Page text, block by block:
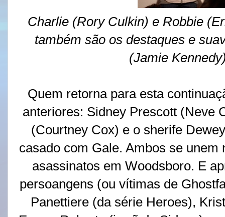
Charlie (Rory Culkin) e Robbie
também são os destaques e
(Jamie
Quem retorna para esta
anteriores: Sidney Prescott (Neve
(Courtney Cox) e o sherife
casado com Gale. Ambos se
asassinatos em Woodsboro. E
persoangens (ou vítimas de
Panettiere (da série Heroes),